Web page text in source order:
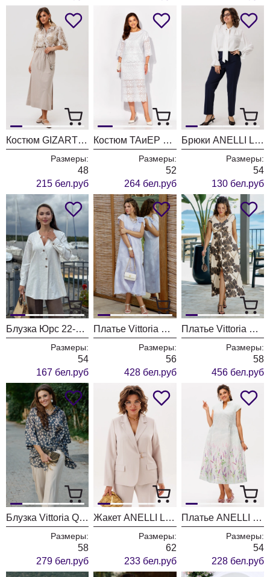
Костюм GIZART 5395 олива
Размеры:
48
215 бел.руб
Костюм ТАиЕР 1374 дизайн
Размеры:
52
264 бел.руб
Брюки ANELLI LAUREL 1718 глубина океана
Размеры:
54
130 бел.руб
Блузка Юрс 22-893-6
Размеры:
54
167 бел.руб
Платье Vittoria Queen 28253 лавандовый
Размеры:
56
428 бел.руб
Платье Vittoria Queen 28153 экрю+коричневый принт
Размеры:
58
456 бел.руб
Блузка Vittoria Queen 28613бл серо-синий+принт горохи
Размеры:
58
279 бел.руб
Жакет ANELLI LAUREL 1814 кофейная гвоздика
Размеры:
62
233 бел.руб
Платье ANELLI LAUREL 1424-1 лавандовый аромат
Размеры:
54
228 бел.руб